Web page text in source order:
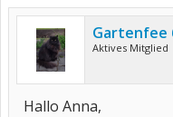
Gartenfee
Aktives Mitglied
Hallo Anna,